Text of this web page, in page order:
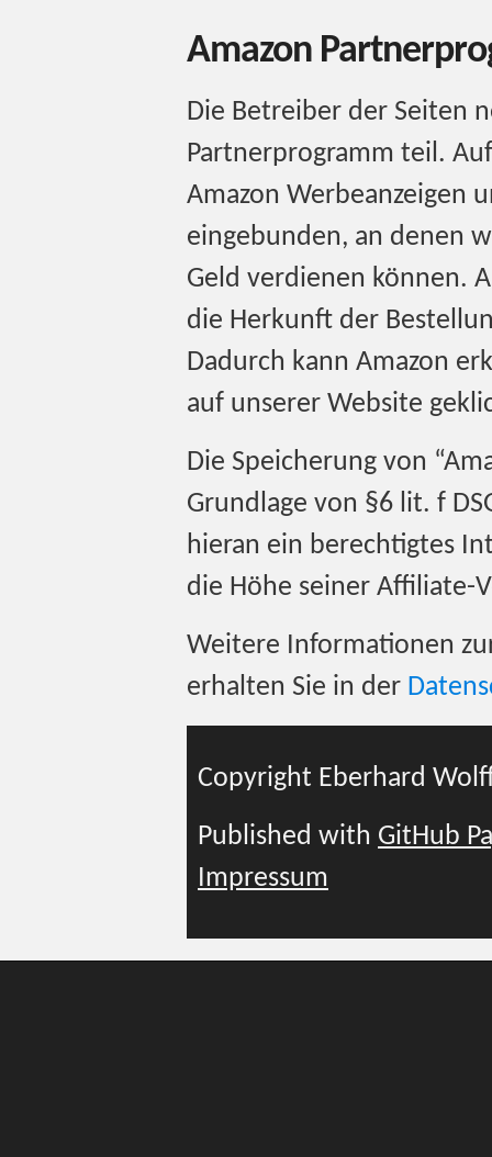
Amazon
Die Betreiber der Seiten
Partnerprogramm teil.
Amazon Werbeanzeigen
eingebunden, an denen
Geld verdienen können.
die Herkunft der
Dadurch kann Amazon
auf unserer Website
Die Speicherung von
Grundlage von §6 lit. f
hieran ein berechtigtes
die Höhe seiner Affiliate-
Weitere Informationen
erhalten Sie in der
Copyright Eberhard
Published with GitHub
Impressum